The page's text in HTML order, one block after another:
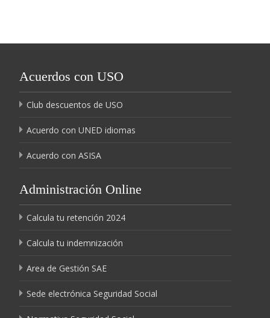
Acuerdos con USO
Club descuentos de USO
Acuerdo con UNED idiomas
Acuerdo con ASISA
Administración Online
Calcula tu retención 2024
Calcula tu indemnización
Area de Gestión SAE
Sede electrónica Seguridad Social